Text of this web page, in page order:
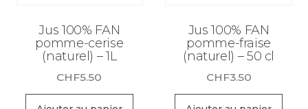
Jus 100% FAN
pomme-cerise
(naturel) – 1L
CHF5.50
Jus 100% FAN
pomme-fraise
(naturel) – 50 cl
CHF3.50